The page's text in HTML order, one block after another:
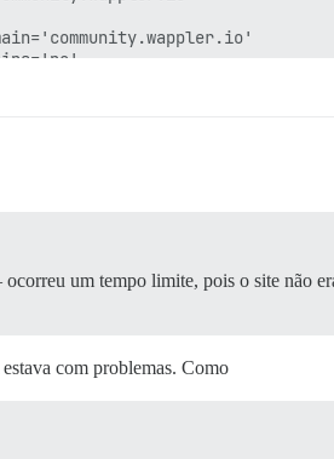
um tempo limite, pois o site não
com problemas. Como